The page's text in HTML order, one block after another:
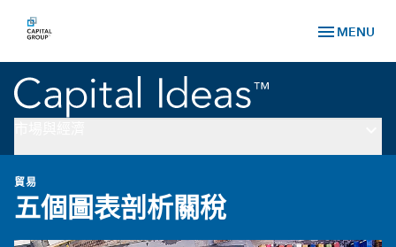
menu MENU
貿易
五個圖表剖析關稅